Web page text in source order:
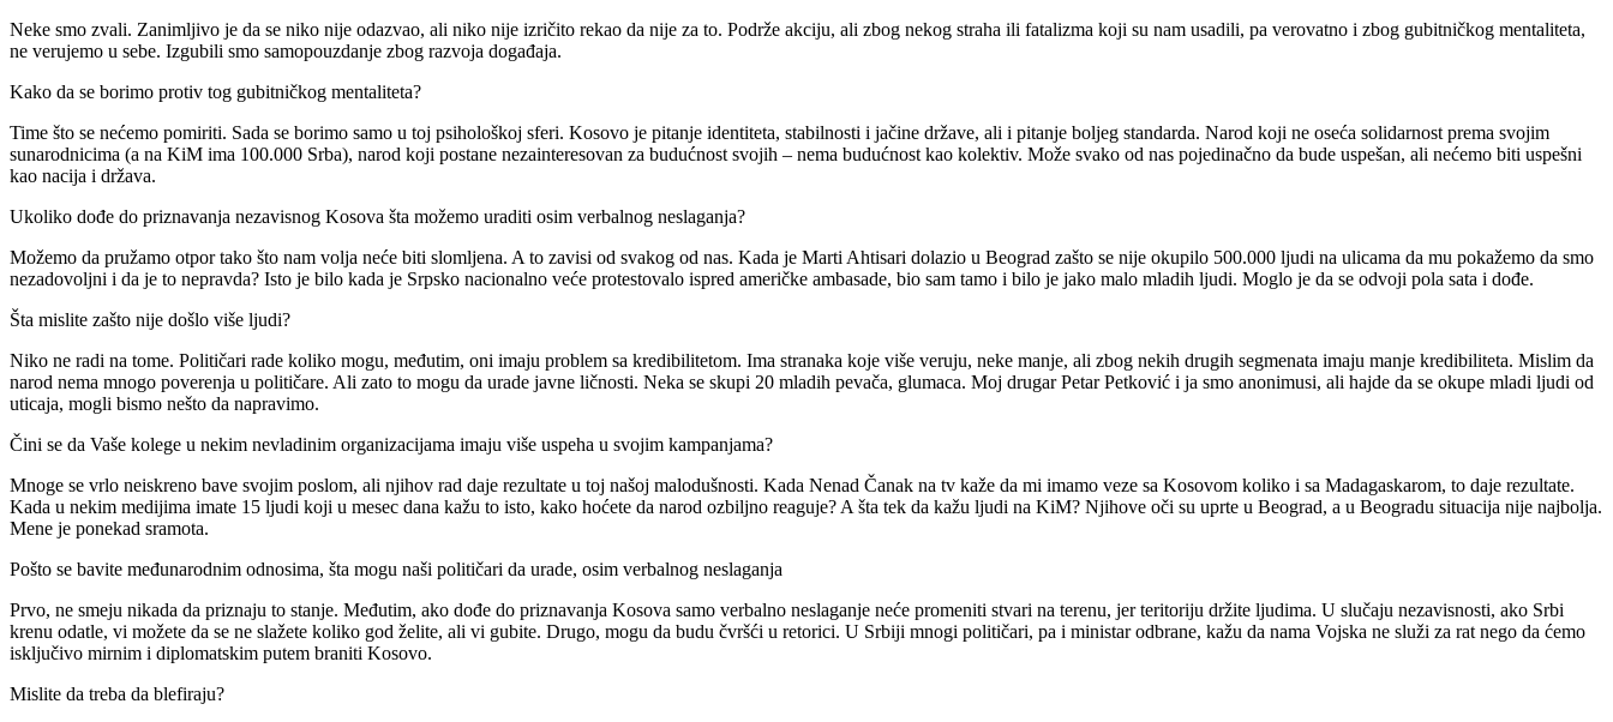
Neke smo zvali. Zanimljivo je da se niko nije odazvao, ali niko nije izričito rekao da nije za to. Podrže akciju, ali zbog nekog straha ili fatalizma koji su nam usadili, pa verovatno i zbog gubitničkog mentaliteta,
ne verujemo u sebe. Izgubili smo samopouzdanje zbog razvoja događaja.
Kako da se borimo protiv tog gubitničkog mentaliteta?
Time što se nećemo pomiriti. Sada se borimo samo u toj psihološkoj sferi. Kosovo je pitanje identiteta, stabilnosti i jačine države, ali i pitanje boljeg standarda. Narod koji ne oseća solidarnost prema svojim
sunarodnicima (a na KiM ima 100.000 Srba), narod koji postane nezainteresovan za budućnost svojih – nema budućnost kao kolektiv. Može svako od nas pojedinačno da bude uspešan, ali nećemo biti uspešni
kao nacija i država.
Ukoliko dođe do priznavanja nezavisnog Kosova šta možemo uraditi osim verbalnog neslaganja?
Možemo da pružamo otpor tako što nam volja neće biti slomljena. A to zavisi od svakog od nas. Kada je Marti Ahtisari dolazio u Beograd zašto se nije okupilo 500.000 ljudi na ulicama da mu pokažemo da smo
nezadovoljni i da je to nepravda? Isto je bilo kada je Srpsko nacionalno veće protestovalo ispred američke ambasade, bio sam tamo i bilo je jako malo mladih ljudi. Moglo je da se odvoji pola sata i dođe.
Šta mislite zašto nije došlo više ljudi?
Niko ne radi na tome. Političari rade koliko mogu, međutim, oni imaju problem sa kredibilitetom. Ima stranaka koje više veruju, neke manje, ali zbog nekih drugih segmenata imaju manje kredibiliteta. Mislim da
narod nema mnogo poverenja u političare. Ali zato to mogu da urade javne ličnosti. Neka se skupi 20 mladih pevača, glumaca. Moj drugar Petar Petković i ja smo anonimusi, ali hajde da se okupe mladi ljudi od
uticaja, mogli bismo nešto da napravimo.
Čini se da Vaše kolege u nekim nevladinim organizacijama imaju više uspeha u svojim kampanjama?
Mnoge se vrlo neiskreno bave svojim poslom, ali njihov rad daje rezultate u toj našoj malodušnosti. Kada Nenad Čanak na tv kaže da mi imamo veze sa Kosovom koliko i sa Madagaskarom, to daje rezultate.
Kada u nekim medijima imate 15 ljudi koji u mesec dana kažu to isto, kako hoćete da narod ozbiljno reaguje? A šta tek da kažu ljudi na KiM? Njihove oči su uprte u Beograd, a u Beogradu situacija nije najbolja.
Mene je ponekad sramota.
Pošto se bavite međunarodnim odnosima, šta mogu naši političari da urade, osim verbalnog neslaganja
Prvo, ne smeju nikada da priznaju to stanje. Međutim, ako dođe do priznavanja Kosova samo verbalno neslaganje neće promeniti stvari na terenu, jer teritoriju držite ljudima. U slučaju nezavisnosti, ako Srbi
krenu odatle, vi možete da se ne slažete koliko god želite, ali vi gubite. Drugo, mogu da budu čvršći u retorici. U Srbiji mnogi političari, pa i ministar odbrane, kažu da nama Vojska ne služi za rat nego da ćemo
isključivo mirnim i diplomatskim putem braniti Kosovo.
Mislite da treba da blefiraju?